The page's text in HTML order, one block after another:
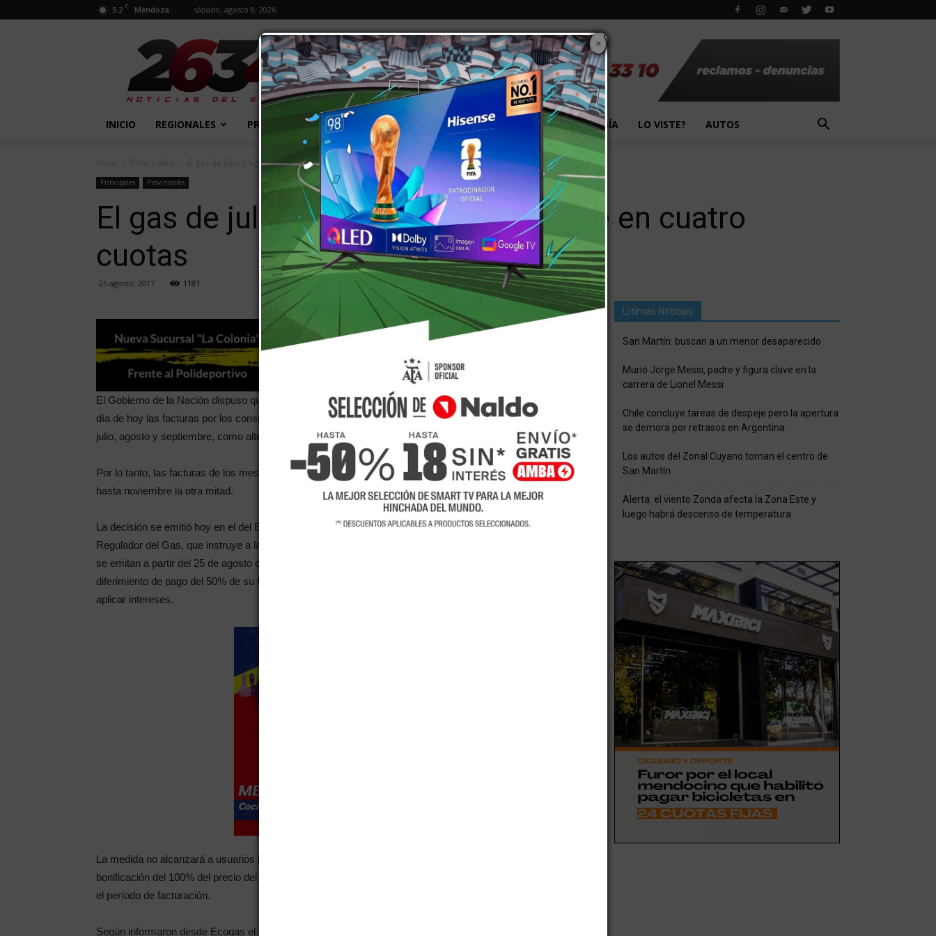
5.2 C Mendoza sábado, agosto 8, 2026
2634
Diario
INICIO REGIONALES PROVINCIALES EXTRA! MUNDO PAÍS EVENTOS TECNOLOGÍA LO VISTE? AUTOS
El gas de julio y agosto podrá pagarse en cuatro cuotas
Principales Provinciales
El gas de julio y agosto podrá pagarse en cuatro
cuotas
25 agosto, 2017 1181
El Gobierno de la Nación dispuso que las distribuidoras de gas de todo el país deberán emitir a partir del
día de hoy las facturas por los consumos de los usuarios residenciales que corresponden a los meses de
julio, agosto y septiembre, como alternativa de pago en cuatro cuotas.
Por lo tanto, las facturas de los meses de invierno se podrán abonar hasta octubre, cubriendo el 50% y
hasta noviembre la otra mitad.
La decisión se emitió hoy en el del Boletín Oficial por medio de un comunicado del Ente Nacional
Regulador del Gas, que instruye a las prestadoras del servicio que distribuyen, a que en las facturas que
se emitan a partir del 25 de agosto de 2017 y hasta el 31 de octubre de 2017, deberán contemplar un
diferimiento de pago del 50% de su total de liquidación correspondiente al período de facturación, sin
aplicar intereses.
La medida no alcanzará a usuarios beneficiarios de la Tarifa Social, toda vez que los mismos reciben una
bonificación del 100% del precio del gas natural incluido en la tarifa, ni a los usuarios con consumo cero en
el período de facturación.
Según informaron desde Ecogas el objetivo de esta medida es quitar peso a las facturas de estos meses
×
Últimas Noticias
San Martín: buscan a un menor desaparecido
Murió Jorge Messi, padre y figura clave en la
carrera de Lionel Messi
Chile concluye tareas de despeje pero la apertura
se demora por retrasos en Argentina
Los autos del Zonal Cuyano toman el centro de
San Martín
Alerta: el viento Zonda afecta la Zona Este y
luego habrá descenso de temperatura